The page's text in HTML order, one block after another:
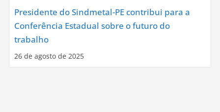
Presidente do Sindmetal-PE contribui para a
Conferência Estadual sobre o futuro do
trabalho
26 de agosto de 2025